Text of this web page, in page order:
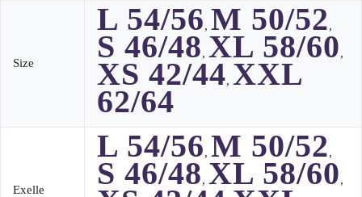
Size
L 54/56, M 50/52,
S 46/48, XL 58/60,
XS 42/44, XXL
62/64
Exelle
L 54/56, M 50/52,
S 46/48, XL 58/60,